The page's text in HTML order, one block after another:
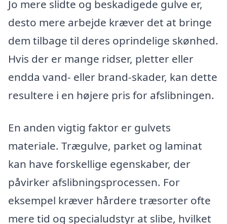
Jo mere slidte og beskadigede gulve er,
desto mere arbejde kræver det at bringe
dem tilbage til deres oprindelige skønhed.
Hvis der er mange ridser, pletter eller
endda vand- eller brand-skader, kan dette
resultere i en højere pris for afslibningen.
En anden vigtig faktor er gulvets
materiale. Trægulve, parket og laminat
kan have forskellige egenskaber, der
påvirker afslibningsprocessen. For
eksempel kræver hårdere træsorter ofte
mere tid og specialudstyr at slibe, hvilket